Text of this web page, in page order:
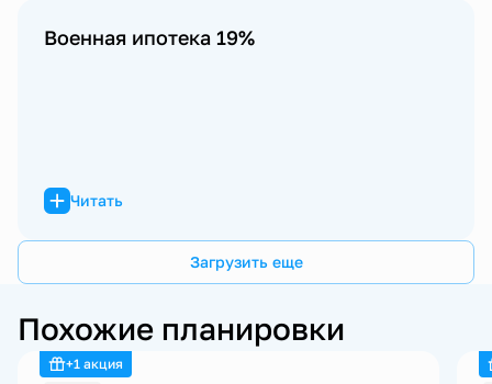
Военная ипотека 19%
Читать
Загрузить еще
Похожие планировки
+1 акция